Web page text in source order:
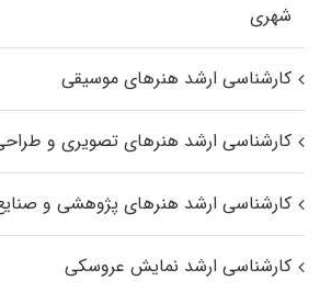
شهری
کارشناسی ارشد هنرهای موسیقی
کارشناسی ارشد هنرهای تصویری و
کارشناسی ارشد هنرهای پژوهشی و
کارشناسی ارشد نمایش عروسکی